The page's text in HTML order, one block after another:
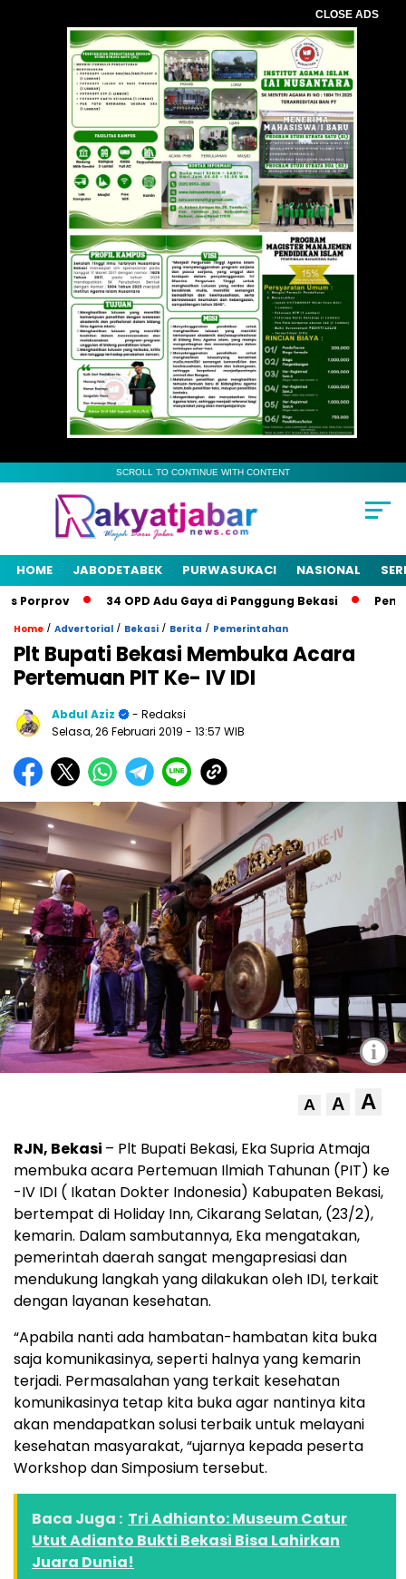
CLOSE ADS
SCROLL TO CONTINUE WITH CONTENT
HOME JABODETABEK PURWASUKACI NASIONAL
34 OPD Adu Gaya di Panggung Bekasi Pemkab
Home / Advertorial / Bekasi / Berita / Pemerintahan
Plt Bupati Bekasi Membuka Acara
Pertemuan PIT Ke- IV IDI
Abdul Aziz
- Redaksi
Selasa, 26 Februari 2019 - 13:57 WIB
i
A A A
RJN, Bekasi – Plt Bupati Bekasi, Eka Supria Atmaja
membuka acara Pertemuan Ilmiah Tahunan (PIT) ke
-IV IDI ( Ikatan Dokter Indonesia) Kabupaten Bekasi,
bertempat di Holiday Inn, Cikarang Selatan, (23/2),
kemarin. Dalam sambutannya, Eka mengatakan,
pemerintah daerah sangat mengapresiasi dan
mendukung langkah yang dilakukan oleh IDI, terkait
dengan layanan kesehatan.
“Apabila nanti ada hambatan-hambatan kita buka
saja komunikasinya, seperti halnya yang kemarin
terjadi. Permasalahan yang terkait kesehatan
komunikasinya tetap kita buka agar nantinya kita
akan mendapatkan solusi terbaik untuk melayani
kesehatan masyarakat, “ujarnya kepada peserta
Workshop dan Simposium tersebut.
Baca Juga : Tri Adhianto: Museum Catur
Utut Adianto Bukti Bekasi Bisa Lahirkan
Juara Dunia!